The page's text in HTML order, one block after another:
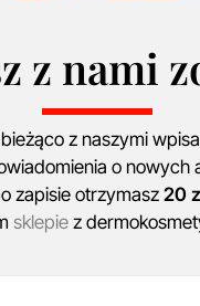
z nami
z naszymi
o nowych
zapisie otrzymasz 20
sklepiez